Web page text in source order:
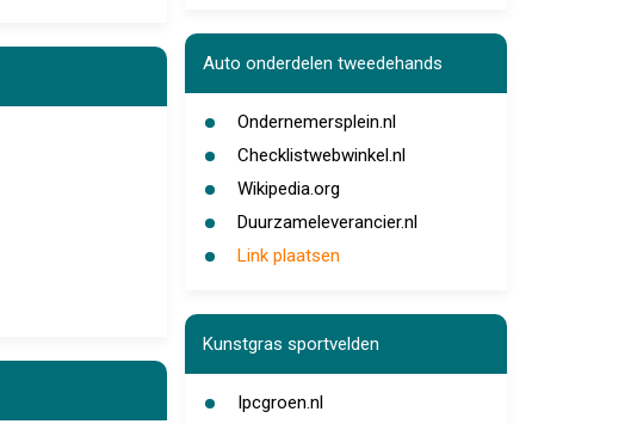
Auto onderdelen tweedehands
Ondernemersplein.nl
Checklistwebwinkel.nl
Wikipedia.org
Duurzameleverancier.nl
Link plaatsen
Kunstgras sportvelden
Ipcgroen.nl